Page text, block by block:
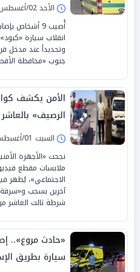
الأحد 02/أغسطس/2026 - 06:34 م
أُصيب 9 أشخاص
انقلاب سيارة
وتحديداً عند مدخل
جنوب «محافظة
الأمن يكشف
الرصيف»
السبت 01/أغسطس/2026 - 03:43 م
نجحت «الأجهزة
ملابسات مقطع
الاجتماعي»، يُظهر
آخرين بسحب
شرطة ثالث العاشر
سيارة بطريق